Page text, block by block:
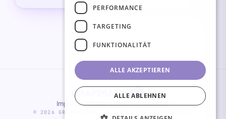
ImpressumDatenschutzCookiesAGB
© 2026 GRAMMATIKAI. ALLE RECHTE VORBEHALTEN.
PERFORMANCE
TARGETING
FUNKTIONALITÄT
ALLE AKZEPTIEREN
ALLE ABLEHNEN